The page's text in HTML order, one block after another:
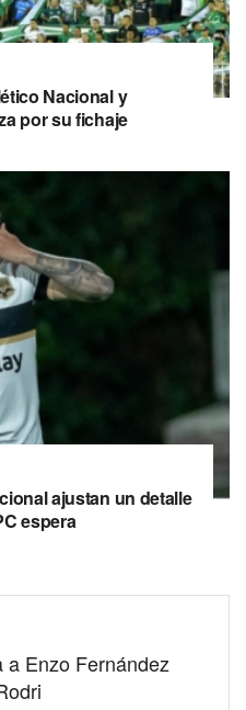
Nacional y
por su fichaje
ajustan un detalle
espera
Enzo Fernández